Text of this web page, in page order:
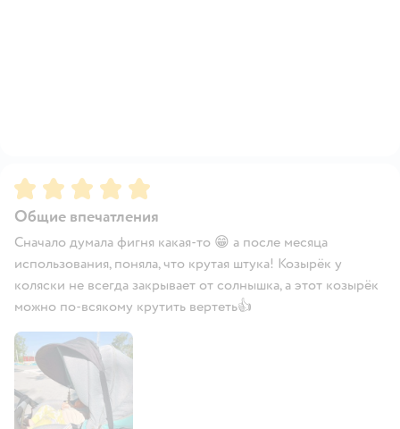
Рейтинг:5
Общие впечатления
Сначало думала фигня какая-то 😁 а после месяца
использования, поняла, что крутая штука! Козырёк у
коляски не всегда закрывает от солнышка, а этот козырёк
можно по-всякому крутить вертеть👍